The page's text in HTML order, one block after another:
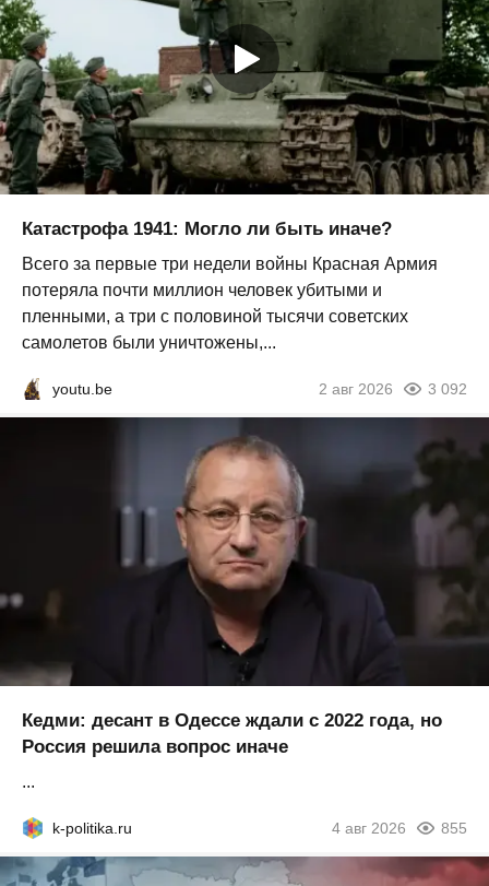
Катастрофа 1941: Могло ли быть иначе?
Всего за первые три недели войны Красная Армия
потеряла почти миллион человек убитыми и
пленными, а три с половиной тысячи советских
самолетов были уничтожены,...
youtu.be 2 авг 2026 3 092
Кедми: десант в Одессе ждали с 2022 года, но
Россия решила вопрос иначе
...
k-politika.ru 4 авг 2026 855